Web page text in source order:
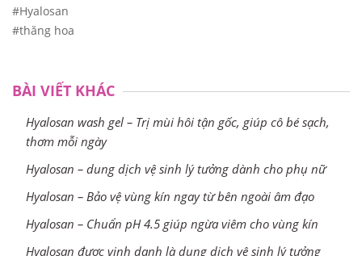
#Hyalosan
#thăng hoa
BÀI VIẾT KHÁC
Hyalosan wash gel – Trị mùi hôi tận gốc, giúp cô bé sạch,
thơm mỗi ngày
Hyalosan – dung dịch vệ sinh lý tưởng dành cho phụ nữ
Hyalosan – Bảo vệ vùng kín ngay từ bên ngoài âm đạo
Hyalosan – Chuẩn pH 4.5 giúp ngừa viêm cho vùng kín
Hyalosan được vinh danh là dung dịch vệ sinh lý tưởng